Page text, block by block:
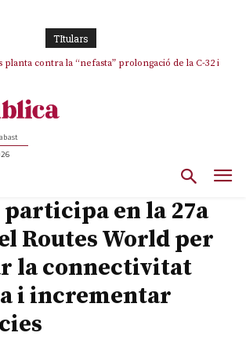
TItulars
planta contra la “nefasta” prolongació de la C-32 i
participa en la 27a
Routes World per
la connectivitat
i incrementar